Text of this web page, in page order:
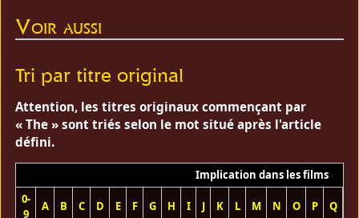
Voir aussi
Tri par titre original
Attention, les titres originaux commençant par
« The » sont triés selon le mot situé après l'article
défini.
Implication dans les films
0-
9
A B C D E F G H I J K L M N O P Q